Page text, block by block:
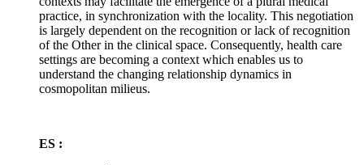
practice, in synchronization with the locality. This negotiation
is largely dependent on the recognition or lack of recognition
of the Other in the clinical space. Consequently, health care
settings are becoming a context which enables us to
understand the changing relationship dynamics in
cosmopolitan milieus.
ES :